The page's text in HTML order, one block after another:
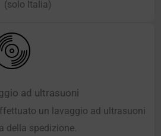
(solo Italia)
ad ultrasuoni
un lavaggio ad ultrasuoni
della spedizione.